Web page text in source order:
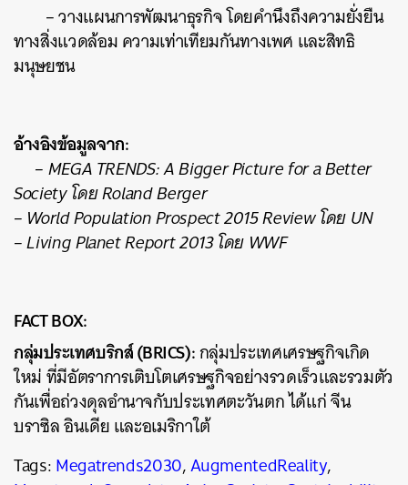
– วางแผนการพัฒนาธุรกิจ โดยคำนึงถึงความยั่งยืน
ทางสิ่งแวดล้อม ความเท่าเทียมกันทางเพศ และสิทธิ
มนุษยชน
อ้างอิงข้อมูลจาก:
– MEGA TRENDS: A Bigger Picture for a Better
Society โดย Roland Berger
– World Population Prospect 2015 Review โดย UN
– Living Planet Report 2013 โดย WWF
FACT BOX:
กลุ่มประเทศบริกส์ (BRICS):กลุ่มประเทศเศรษฐกิจเกิด
ใหม่ ที่มีอัตราการเติบโตเศรษฐกิจอย่างรวดเร็วและรวมตัว
กันเพื่อถ่วงดุลอำนาจกับประเทศตะวันตก ได้แก่ จีน
บราซิล อินเดีย และอเมริกาใต้
Tags:Megatrends2030,AugmentedReality,